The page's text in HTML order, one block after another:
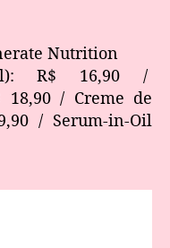
Nutrition
R$ 16,90 /
18,90 / Creme de
/ Serum-in-Oil